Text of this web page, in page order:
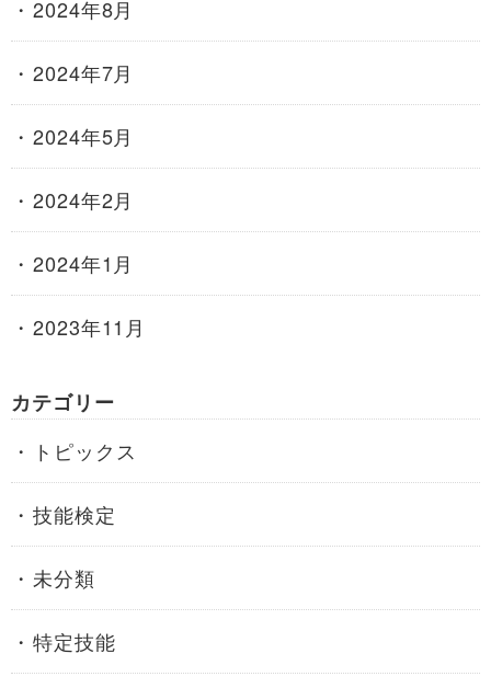
2024年8月
2024年7月
2024年5月
2024年2月
2024年1月
2023年11月
カテゴリー
トピックス
技能検定
未分類
特定技能